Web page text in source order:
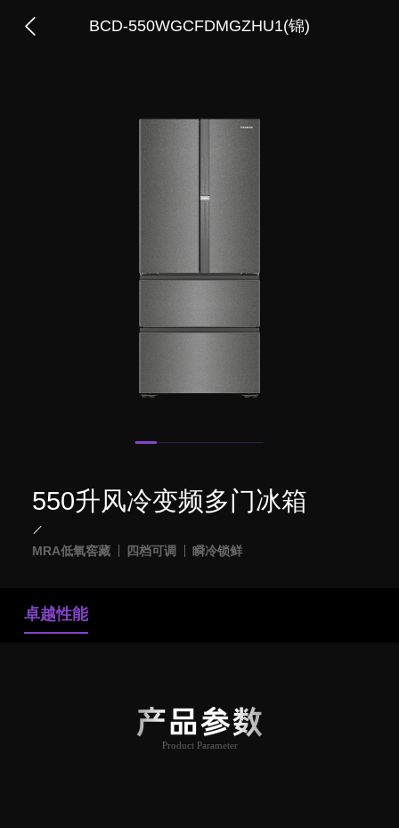
BCD-550WGCFDMGZHU1(锦)
550升风冷变频多门冰箱
MRA低氧窖藏 四档可调 瞬冷锁鲜
卓越性能
产品参数
Product Parameter